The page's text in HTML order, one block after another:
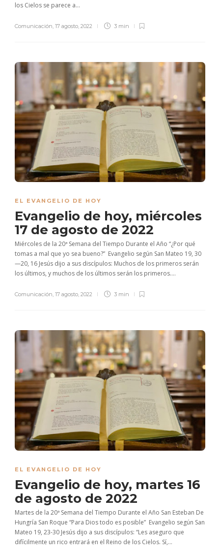
los Cielos se parece a...
Comunicación, 17 agosto, 2022 3 min
EL EVANGELIO DE HOY
Evangelio de hoy, miércoles
17 de agosto de 2022
Miércoles de la 20ª Semana del Tiempo Durante el Año “¿Por qué
tomas a mal que yo sea bueno?” Evangelio según San Mateo 19, 30
—20, 16 Jesús dijo a sus discípulos: Muchos de los primeros serán
los últimos, y muchos de los últimos serán los primeros....
Comunicación, 17 agosto, 2022 3 min
EL EVANGELIO DE HOY
Evangelio de hoy, martes 16
de agosto de 2022
Martes de la 20ª Semana del Tiempo Durante el Año San Esteban De
Hungría San Roque “Para Dios todo es posible” Evangelio según San
Mateo 19, 23-30 Jesús dijo a sus discípulos: “Les aseguro que
difícilmente un rico entrará en el Reino de los Cielos. Sí,...